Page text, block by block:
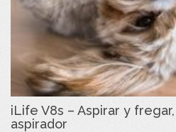
iLife V8s – Aspirar y
aspirador